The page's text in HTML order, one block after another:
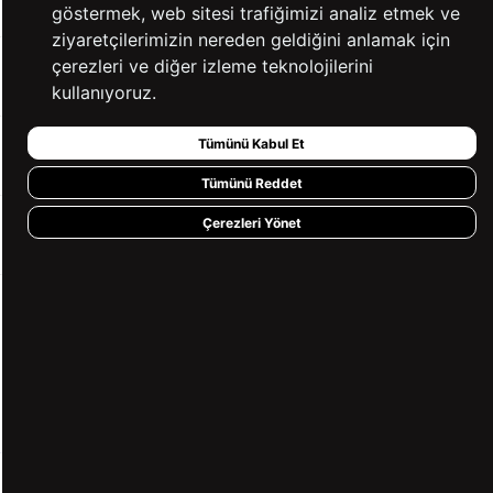
YARDIM
BİZE ULAŞIN
HIZLI ERİŞİM
göstermek, web sitesi trafiğimizi analiz etmek ve
ziyaretçilerimizin nereden geldiğini anlamak için
çerezleri ve diğer izleme teknolojilerini
kullanıyoruz.
Tümünü Kabul Et
Tümünü Reddet
Çerezleri Yönet